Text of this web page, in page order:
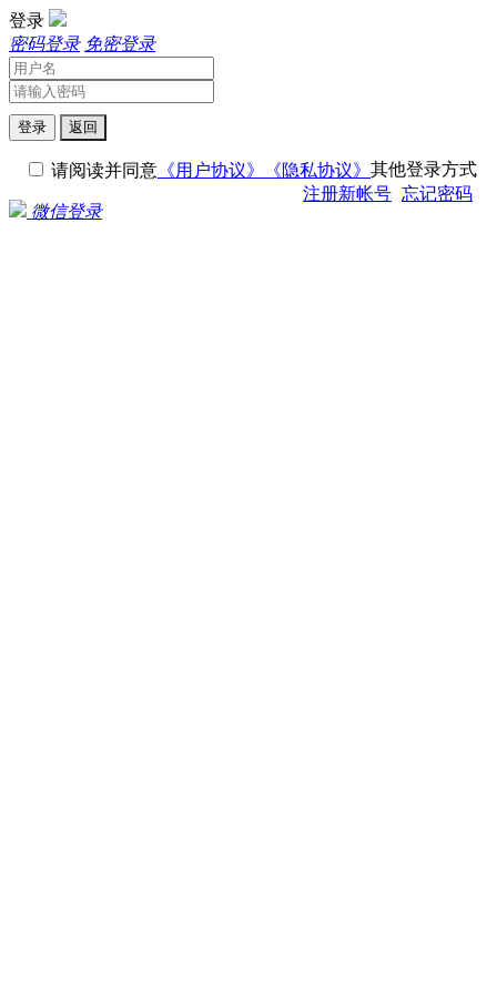
登录
密码登录 免密登录
登录 返回
请阅读并同意 《用户协议》
《隐私协议》
注册新帐号 忘记密码
其他登录方式
微信登录